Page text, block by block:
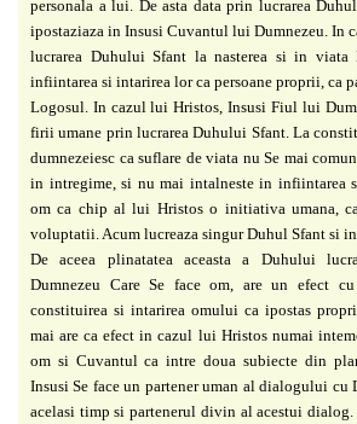
personala a lui. De asta data prin lucrarea
ipostaziaza in Insusi Cuvantul lui Dumnezeu. In
lucrarea Duhului Sfant la nasterea si in viata
infiintarea si intarirea lor ca persoane proprii, ca
Logosul. In cazul lui Hristos, Insusi Fiul lui
firii umane prin lucrarea Duhului Sfant. La
dumnezeiesc ca suflare de viata nu Se mai
in intregime, si nu mai intalneste in infiintarea
om ca chip al lui Hristoso initiativa umana,
voluptatii. Acum lucreaza singur Duhul Sfant si in
De aceea plinatatea aceasta a Duhului
Dumnezeu Care Se face om, are un efect
constituirea si intarirea omului ca ipostas
mai are ca efect in cazul lui Hristos numai
om si Cuvantul ca intre doua subiecte din
Insusi Se faceun partener uman al dialogului cu
acelasi timp si partenerul divin alacestui